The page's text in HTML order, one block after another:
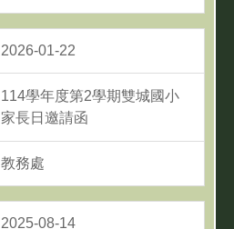
2026-01-22
114學年度第2學期雙城國小
家長日邀請函
教務處
2025-08-14